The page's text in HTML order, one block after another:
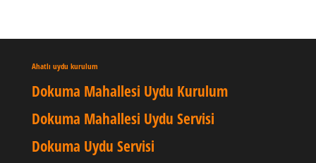
Ahatlı uydu kurulum
Dokuma Mahallesi Uydu Kurulum
Dokuma Mahallesi Uydu Servisi
Dokuma Uydu Servisi